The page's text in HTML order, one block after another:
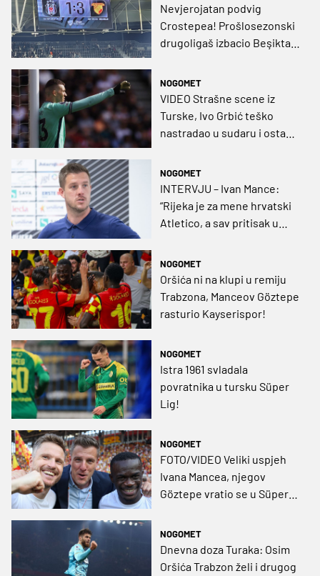
Nevjerojatan podvig
Crostepea! Prošlosezonski
drugoligaš izbacio Beşiktaş
polufinale Kupa
NOGOMET
VIDEO Strašne scene iz
Turske, Ivo Grbić teško
nastradao u sudaru i ostao
NOGOMET
INTERVJU – Ivan Mance:
“Rijeka je za mene hrvatski
Atletico, a sav pritisak u
NOGOMET
Oršića ni na klupi u remiju
Trabzona, Manceov Göztepe
rasturio Kayserispor!
NOGOMET
Istra 1961 svladala
povratnika u tursku Süper
Lig!
NOGOMET
FOTO/VIDEO Veliki uspjeh
Ivana Mancea, njegov
Göztepe vratio se u Süper
NOGOMET
Dnevna doza Turaka: Osim
Oršića Trabzon želi i drugog